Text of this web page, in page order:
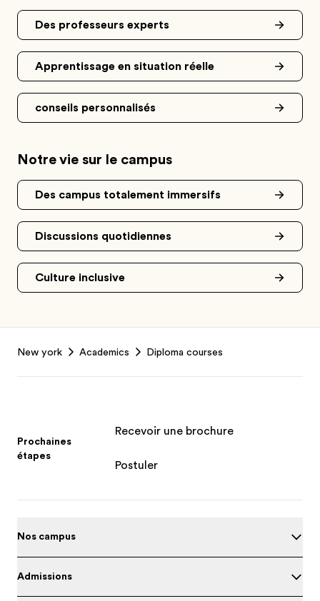
Des professeurs experts
Apprentissage en situation réelle
conseils personnalisés
Notre vie sur le campus
Des campus totalement immersifs
Discussions quotidiennes
Culture inclusive
New york Academics Diploma courses
Prochaines
étapes
Recevoir une brochure
Postuler
Nos campus
Admissions